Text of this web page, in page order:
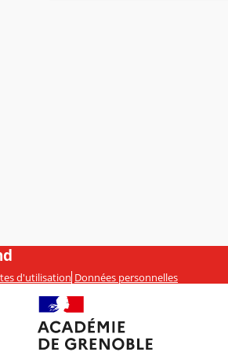
d'utilisation Données personnelles